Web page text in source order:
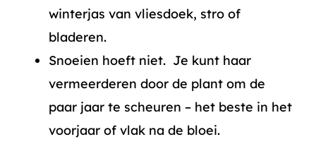
winterjas van vliesdoek, stro of
bladeren.
Snoeien hoeft niet. Je kunt haar
vermeerderen door de plant om de
paar jaar te scheuren – het beste in het
voorjaar of vlak na de bloei.